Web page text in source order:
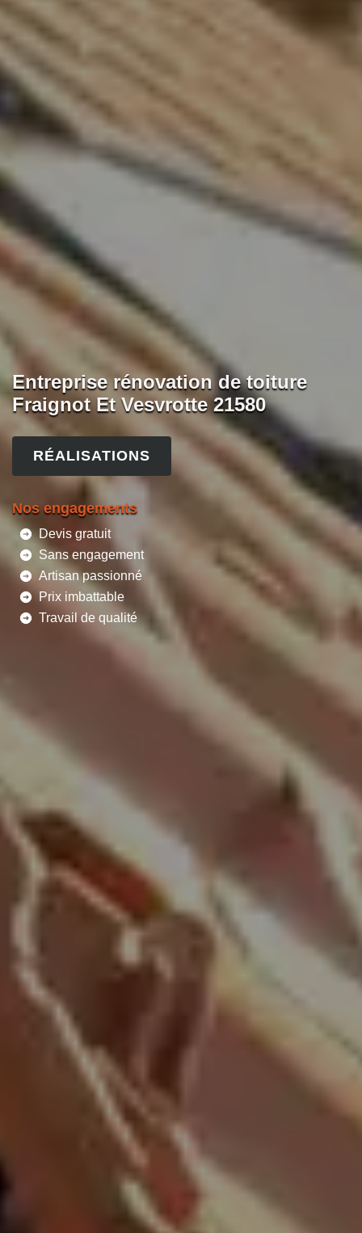
Entreprise rénovation de toiture
Fraignot Et Vesvrotte 21580
RÉALISATIONS
Nos engagements
Devis gratuit
Sans engagement
Artisan passionné
Prix imbattable
Travail de qualité